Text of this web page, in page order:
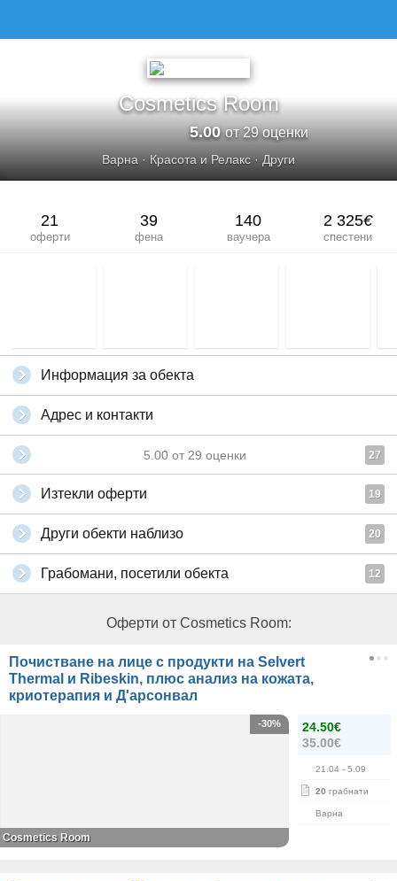
Cosmetics Room
5.00от 29 оценки
Варна · Красота и Релакс · Други
21
оферти
39
фена
140
ваучера
2 325€
спестени
Информация за обекта
Адрес и контакти
5.00 от 29 оценки 27
Изтекли оферти 19
Други обекти наблизо 20
Грабомани, посетили обекта 12
Оферти от Cosmetics Room:
Почистване на лице с продукти на Selvert
Thermal и Ribeskin, плюс анализ на кожата,
криотерапия и Д'арсонвал
24.50€
35.00€
21.04 - 5.09
20 грабнати
Варна
-30%
Cosmetics Room